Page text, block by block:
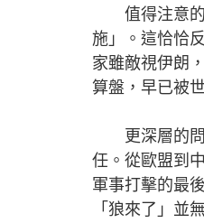
值得注意的
施」。這恰恰
家雖敵視伊朗
算盤，早已被
更深層的問
任。從歐盟到
軍事打擊的最
「狼來了」並